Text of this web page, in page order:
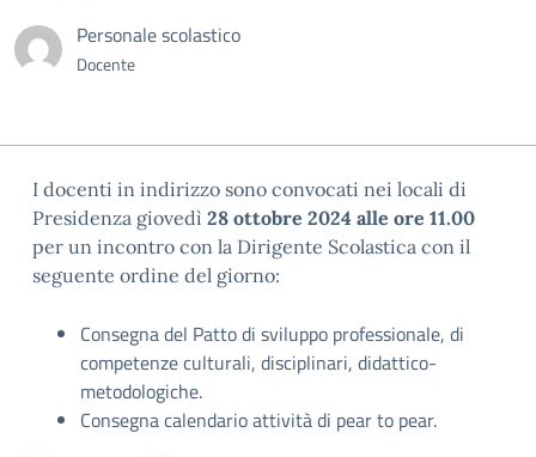
Personale scolastico
Docente
I docenti in indirizzo sono convocati nei locali di
Presidenza giovedì 28 ottobre 2024 alle ore 11.00
per un incontro con la Dirigente Scolastica con il
seguente ordine del giorno:
Consegna del Patto di sviluppo professionale, di
competenze culturali, disciplinari, didattico-
metodologiche.
Consegna calendario attività di pear to pear.